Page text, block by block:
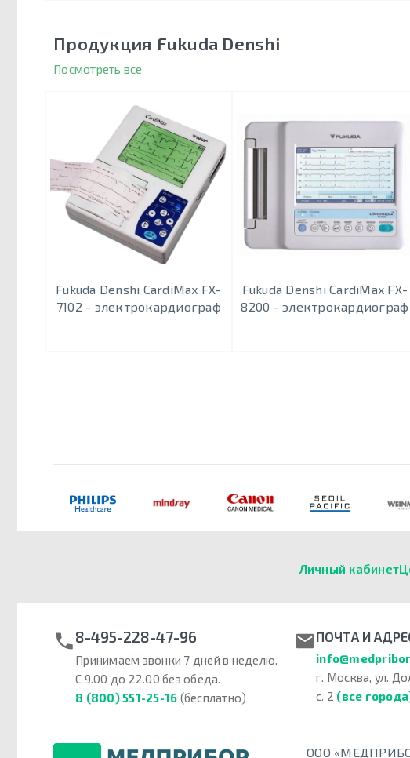
Продукция Fukuda Denshi
Посмотреть все
Fukuda Denshi CardiMax FX-
7102 - электрокардиограф
Fukuda Denshi CardiMax FX-
8200 - электрокардиограф
Личный кабинет
8-495-228-47-96
Принимаем звонки 7 дней в неделю.
С 9.00 до 22.00 без обеда.
8 (800) 551-25-16 (бесплатно)
ПОЧТА И
г. Москва, ул.
с. 2 (все
ООО